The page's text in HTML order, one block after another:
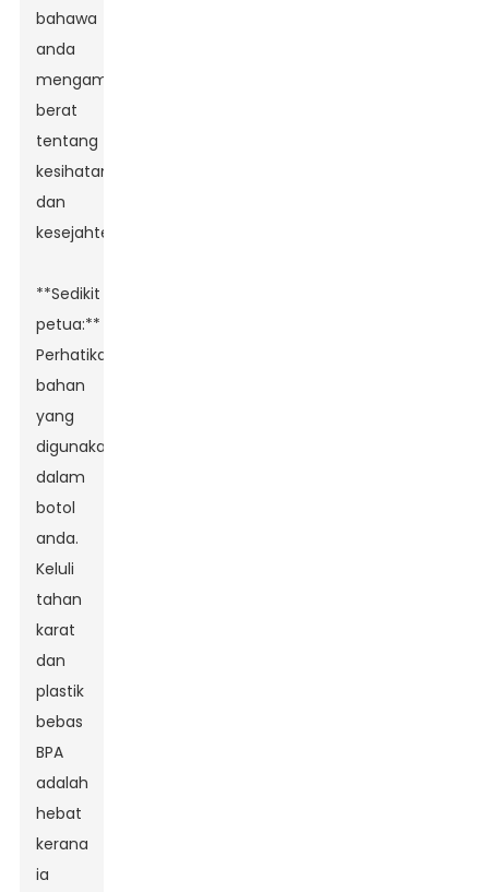
bahawa
anda
mengambil
berat
tentang
kesihatan
dan
kesejahteraan.
**Sedikit
petua:**
Perhatikan
bahan
yang
digunakan
dalam
botol
anda.
Keluli
tahan
karat
dan
plastik
bebas
BPA
adalah
hebat
kerana
ia